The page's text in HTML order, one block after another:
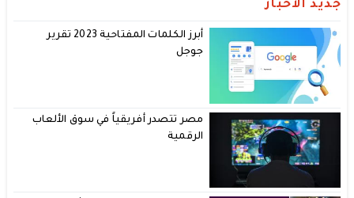
جديد الأخبار
أبرز الكلمات المفتاحية 2023 تقرير
جوجل
مصر تتصدر أفريقياً في سوق الألعاب
الرقمية